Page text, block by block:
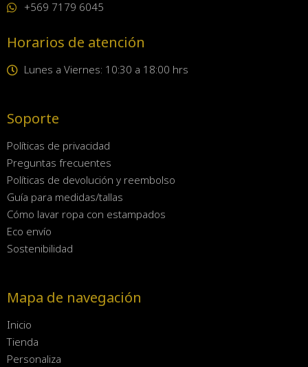
+569 7179 6045
Horarios de atención
Lunes a Viernes: 10:30 a 18:00 hrs
Soporte
Políticas de privacidad
Preguntas frecuentes
Políticas de devolución y reembolso
Guía para medidas/tallas
Cómo lavar ropa con estampados
Eco envío
Sostenibilidad
Mapa de navegación
Inicio
Tienda
Personaliza